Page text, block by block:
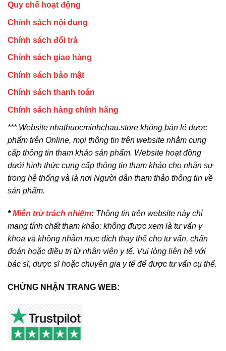
Quy chế hoạt động
Chính sách nội dung
Chính sách đổi trả
Chính sách giao hàng
Chính sách bảo mật
Chính sách thanh toán
Chính sách hàng chính hãng
*** Website nhathuocminhchau.store không bán lẻ dược
phẩm trên Online, mọi thông tin trên website nhằm cung
cấp thông tin tham khảo sản phẩm. Website hoạt đồng
dưới hình thức cung cấp thông tin tham khảo cho nhân sự
trong hệ thống và là nơi Người dân tham thảo thông tin về
sản phẩm.
*Miễn trừ trách nhiệm: Thông tin trên website này chỉ
mang tính chất tham khảo; không được xem là tư vấn y
khoa và không nhằm mục đích thay thế cho tư vấn, chẩn
đoán hoặc điều trị từ nhân viên y tế. Vui lòng liên hệ với
bác sĩ, dược sĩ hoặc chuyên gia y tế để được tư vấn cụ thể.
CHỨNG NHẬN TRANG WEB: